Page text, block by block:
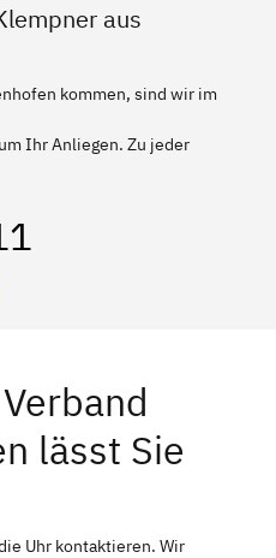
aus
kommen, sind wir im
Ihr Anliegen. Zu jeder
lässt Sie
Uhr kontaktieren. Wir